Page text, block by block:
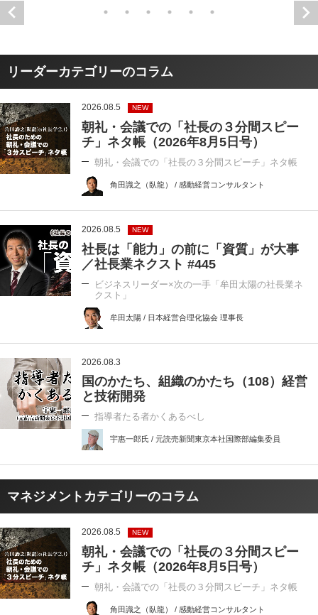
リーダーカテゴリーのコラム
2026.08.5 NEW
朝礼・会議での「社長の３分間スピー
チ」ネタ帳（2026年8月5日号）
朝礼・会議での「社長の３分間スピーチ」ネタ帳
角田識之（臥龍） / 感動経営コンサルタント
2026.08.5 NEW
社長は「能力」の前に「資質」が大事
／社長業ネクスト #445
ビジネスリーダー×次の一手「牟田太陽の社長業ネ
クスト」
牟田太陽 / 日本経営合理化協会 理事長
2026.08.3
国のかたち、組織のかたち（108）経営
と技術開発
指導者たる者かくあるべし
宇惠一郎氏 / 元読売新聞東京本社国際部編集委員
マネジメントカテゴリーのコラム
2026.08.5 NEW
朝礼・会議での「社長の３分間スピー
チ」ネタ帳（2026年8月5日号）
朝礼・会議での「社長の３分間スピーチ」ネタ帳
角田識之（臥龍） / 感動経営コンサルタント